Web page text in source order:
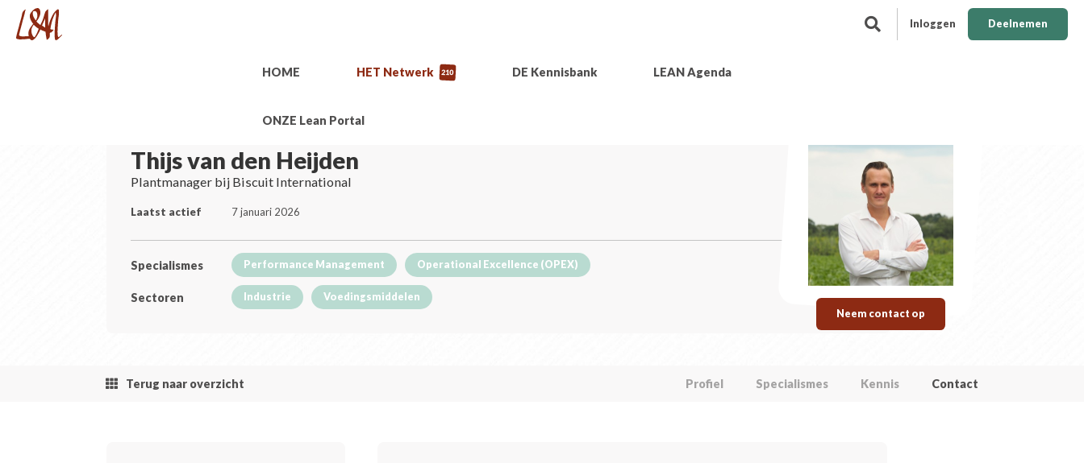
Inloggen Deelnemen
HOME HET Netwerk 210 DE Kennisbank LEAN Agenda
ONZE Lean Portal
Neem contact op
Thijs van den Heijden
Plantmanager bij Biscuit International
Laatst actief 7 januari 2026
Specialismes Performance Management Operational Excellence (OPEX)
Sectoren Industrie Voedingsmiddelen
Terug naar overzicht Profiel Specialismes Kennis Contact